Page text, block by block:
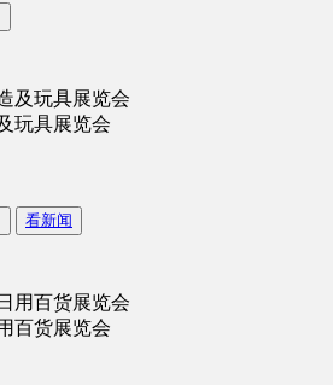
玩具展览会
看新闻
百货展览会